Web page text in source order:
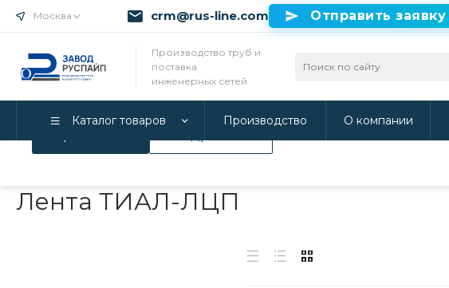
Мы используем Cookie. Если вы продолжаете использовать наш сайт, то
Политикой конфиденциальности
Москва crm@rus-line.com Отправить заявку
Производство труб и
поставка
инженерных сетей
Каталог товаров Производство О компании
Лента ТИАЛ-ЛЦП